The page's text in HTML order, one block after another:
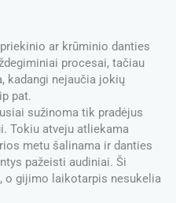
ar krūminio danties
procesai, tačiau
kadangi nejaučia jokių
pat.
sužinoma tik pradėjus
Tokiu atveju atliekama
metu šalinama ir danties
pažeisti audiniai. Ši
o gijimo laikotarpis nesukelia